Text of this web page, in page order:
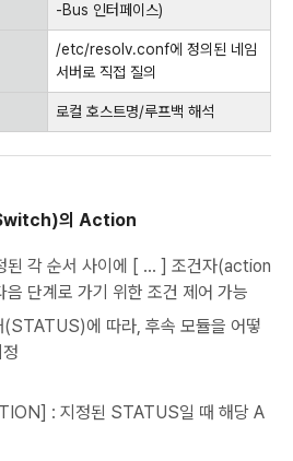
-Bus 인터페이스)
/etc/resolv.conf에 정의된 네임
서버로 직접 질의
로컬 호스트명/루프백 해석
의 Action
각 순서 사이에 [ ... ] 조건자(action
단계로 가기 위한 조건 제어 가능
(STATUS)에 따라, 후속 모듈을 어떻
: 지정된 STATUS일 때 해당 A